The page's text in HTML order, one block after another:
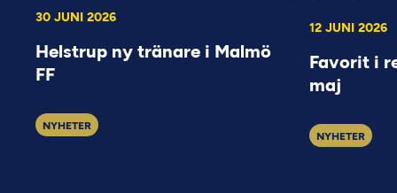
30 JUNI 2026
Helstrup ny tränare i Malmö
FF
NYHETER
12 JUNI 2026
Favorit i
maj
NYHETER